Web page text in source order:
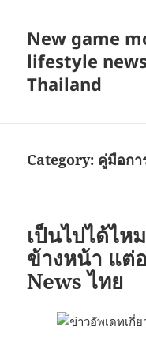
New game
lifestyle
Thailand
Category: คู่มือกา
เป็นไปได้ไห
ข้างหน้า แต่
News ไทย